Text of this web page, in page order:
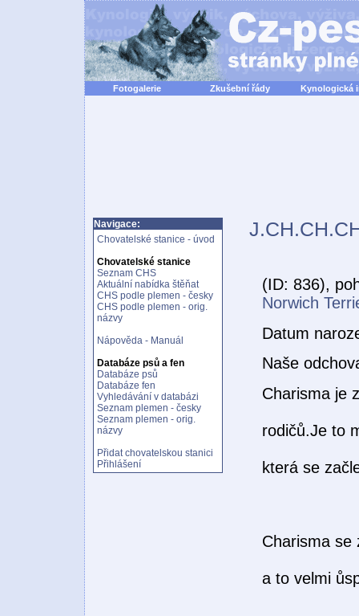
Fotogalerie Zkušební řády Kynologická
Navigace:
Chovatelské stanice - úvod
Chovatelské stanice
Seznam CHS
Aktuální nabídka štěňat
CHS podle plemen - česky
CHS podle plemen - orig.
názvy
Nápověda - Manuál
Databáze psů a fen
Databáze psů
Databáze fen
Vyhledávání v databázi
Seznam plemen - česky
Seznam plemen - orig.
názvy
Přidat chovatelskou stanici
Přihlášení
(ID: 836),
Norwich
Datum
Naše
Charisma je
rodičů.Je to
která se
Charisma se
a to velmi